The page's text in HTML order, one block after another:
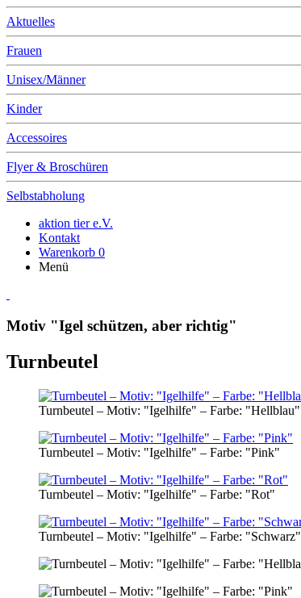
Aktuelles
Frauen
Unisex/Männer
Kinder
Accessoires
Flyer & Broschüren
Selbstabholung
aktion tier e.V.
Kontakt
Warenkorb 0
Menü
Motiv "Igel schützen, aber richtig"
Turnbeutel
Turnbeutel – Motiv: "Igelhilfe" – Farbe: "Hellblau"
Turnbeutel – Motiv: "Igelhilfe" – Farbe: "Pink"
Turnbeutel – Motiv: "Igelhilfe" – Farbe: "Rot"
Turnbeutel – Motiv: "Igelhilfe" – Farbe: "Schwarz"